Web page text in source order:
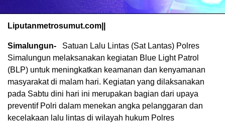
Liputanmetrosumut.com||
Simalungun-
Satuan Lalu Lintas (Sat Lantas) Polres
Simalungun melaksanakan kegiatan Blue Light Patrol
(BLP) untuk meningkatkan keamanan dan kenyamanan
masyarakat di malam hari. Kegiatan yang dilaksanakan
pada Sabtu dini hari ini merupakan bagian dari upaya
preventif Polri dalam menekan angka pelanggaran dan
kecelakaan lalu lintas di wilayah hukum Polres